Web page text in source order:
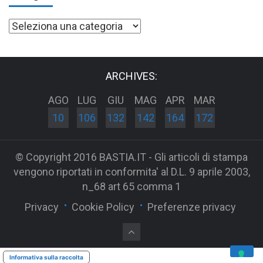
Categorie
ARCHIVES:
AGO
10
LUG
106
GIU
132
MAG
142
APR
164
MAR
172
© Copyright 2016 BASTIA.IT - Gli articoli di stampa
vengono riportati in conformita' al D.L. 9 aprile 2003,
n_68 art 65 comma 1
Privacy
Cookie Policy Preferenze privacy
Informativa sulla raccolta